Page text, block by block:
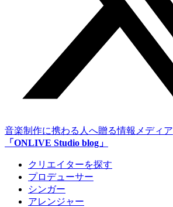
音楽制作に携わる人へ贈る情報メディア
「ONLIVE Studio blog」
クリエイターを探す
プロデューサー
シンガー
アレンジャー